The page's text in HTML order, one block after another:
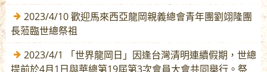
2023/4/10 歡迎馬來西亞龍岡親義總會青年團劉翊隆團
長蒞臨世總祭祖
2023/4/1 「世界龍岡日」因逢台灣清明連續假期，世總
提前於4月1日與華總第19屆第3次會員大會共同舉行。祭